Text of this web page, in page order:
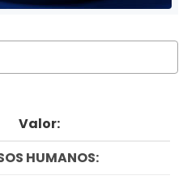
Valor:
HUMANOS: